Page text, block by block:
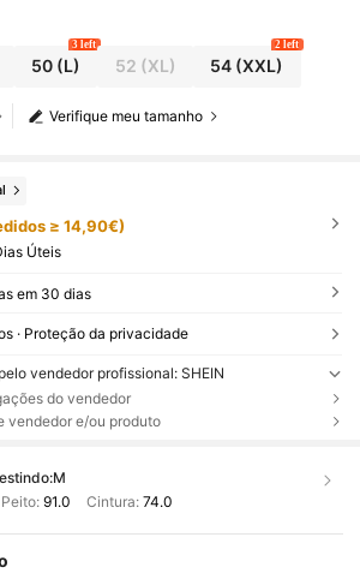
50(L)
3 left
52 (XL) 54 (XXL)
2 left
Verifique meu tamanho
≥ 14,90€)
Úteis
em 30 dias
· Proteção da privacidade
vendedor profissional: SHEIN
do vendedor
vendedor e/ou produto
M
Peito:91.0 Cintura: 74.0